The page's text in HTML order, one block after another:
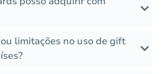
limitações no uso de gift